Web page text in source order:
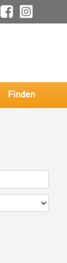
Finden